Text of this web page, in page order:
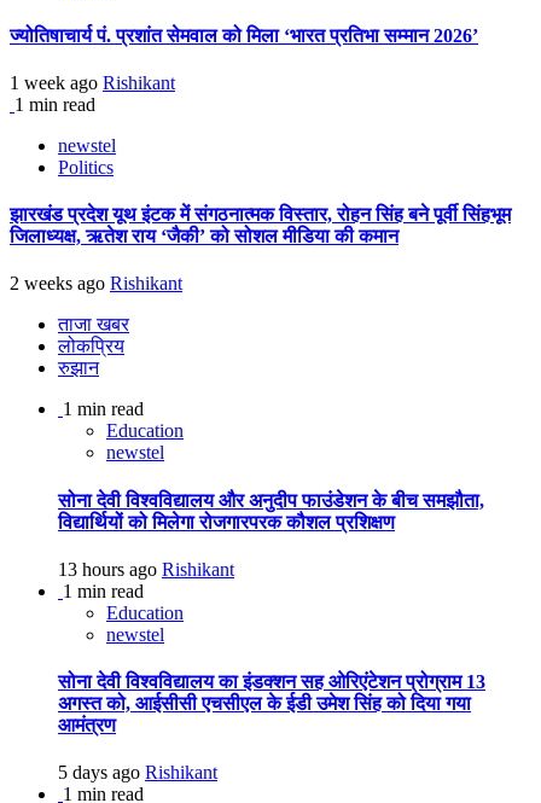
ज्योतिषाचार्य पं. प्रशांत सेमवाल को मिला ‘भारत प्रतिभा सम्मान 2026’
1 week ago Rishikant
1 min read
newstel
Politics
झारखंड प्रदेश यूथ इंटक में संगठनात्मक विस्तार, रोहन सिंह बने पूर्वी सिंहभूम
जिलाध्यक्ष, ऋतेश राय ‘जैकी’ को सोशल मीडिया की कमान
2 weeks ago Rishikant
ताजा खबर
लोकप्रिय
रुझान
1 min read
Education
newstel
सोना देवी विश्वविद्यालय और अनुदीप फाउंडेशन के बीच समझौता,
विद्यार्थियों को मिलेगा रोजगारपरक कौशल प्रशिक्षण
13 hours ago Rishikant
1 min read
Education
newstel
सोना देवी विश्वविद्यालय का इंडक्शन सह ओरिएंटेशन प्रोग्राम 13
अगस्त को, आईसीसी एचसीएल के ईडी उमेश सिंह को दिया गया
आमंत्रण
5 days ago Rishikant
1 min read